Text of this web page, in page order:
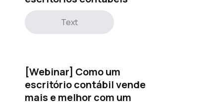
Text
[Webinar] Como um
escritório contábil vende
mais e melhor com um